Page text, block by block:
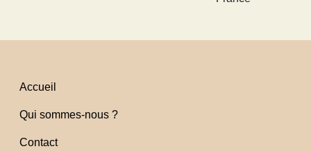
Accueil
Qui sommes-nous ?
Contact